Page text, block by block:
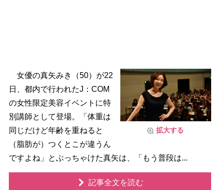
拡大する
女優の真矢みき（50）が22
日、都内で行われたJ：COM
の女性限定美容イベントに特
別講師として登場。「体重は
同じだけど年齢を重ねると
（脂肪が）つくとこが違うん
ですよね」とぶっちゃけた真矢は、「もう普段は...
記事全文を読む